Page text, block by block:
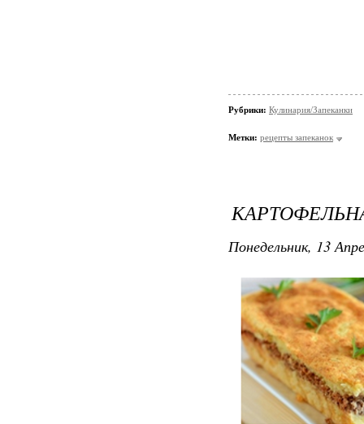
Рубрики: Кулинария/Запеканки
Метки: рецепты запеканок
Понедельник, 13